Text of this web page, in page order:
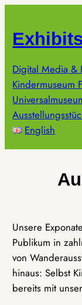
springen
Digital Media &
Kindermuseum
English
Unsere
Publikum in
von
hinaus: Selbst
bereits mit